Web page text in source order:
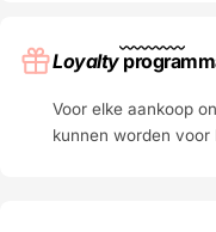
Loyalty
Voor elke aankoop
kunnen worden voor